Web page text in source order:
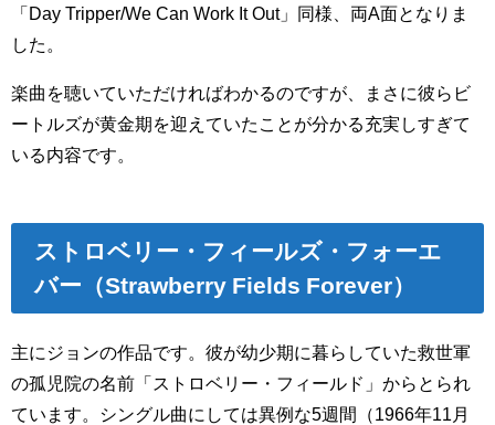
「Day Tripper/We Can Work It Out」同様、両A面となりま
した。
楽曲を聴いていただければわかるのですが、まさに彼らビ
ートルズが黄金期を迎えていたことが分かる充実しすぎて
いる内容です。
ストロベリー・フィールズ・フォーエ
バー（Strawberry Fields Forever）
主にジョンの作品です。彼が幼少期に暮らしていた救世軍
の孤児院の名前「ストロベリー・フィールド」からとられ
ています。シングル曲にしては異例な5週間（1966年11月